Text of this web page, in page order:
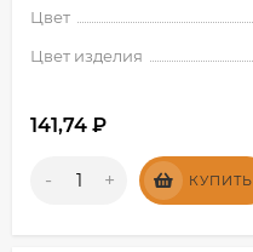
Цвет
Цвет изделия
141,74 ₽
- + КУПИТЬ